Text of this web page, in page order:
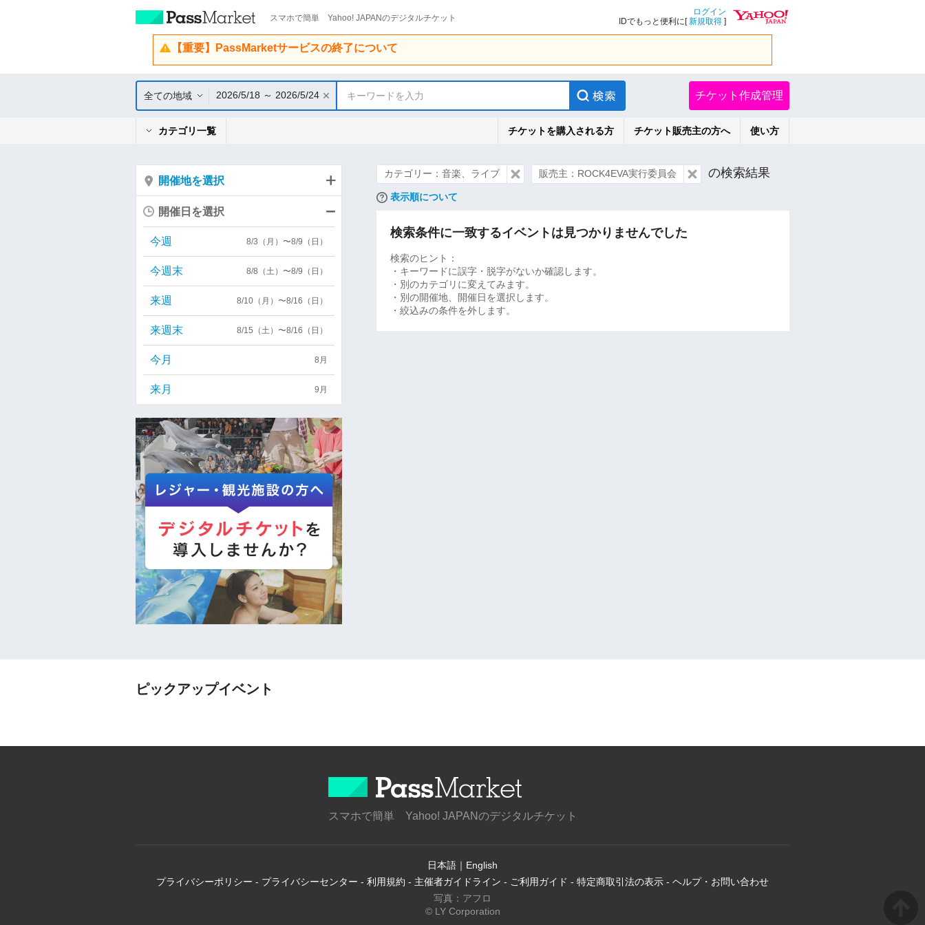
スマホで簡単 Yahoo! JAPANのデジタルチケット
ログイン
IDでもっと便利に[新規取得 ]
【重要】PassMarketサービスの終了について
全ての地域 2026/5/18 ～ 2026/5/24 キーワードを入力 チケット作成管理
カテゴリ一覧 チケットを購入される方 チケット販売主の方へ 使い方
カテゴリー：音楽、ライブ 販売主：ROCK4EVA実行委員会 の検索結果
表示順について
検索条件に一致するイベントは見つかりませんでした
検索のヒント：
・キーワードに誤字・脱字がないか確認します。
・別のカテゴリに変えてみます。
・別の開催地、開催日を選択します。
・絞込みの条件を外します。
開催地を選択
開催日を選択
今週 8/3（月）〜8/9（日）
今週末 8/8（土）〜8/9（日）
来週 8/10（月）〜8/16（日）
来週末 8/15（土）〜8/16（日）
今月 8月
来月 9月
ピックアップイベント
スマホで簡単 Yahoo! JAPANのデジタルチケット
日本語 ｜ English
プライバシーポリシー - プライバシーセンター - 利用規約 - 主催者ガイドライン - ご利用ガイド - 特定商取引法の表示 - ヘルプ・お問い合わせ
写真：アフロ
© LY Corporation